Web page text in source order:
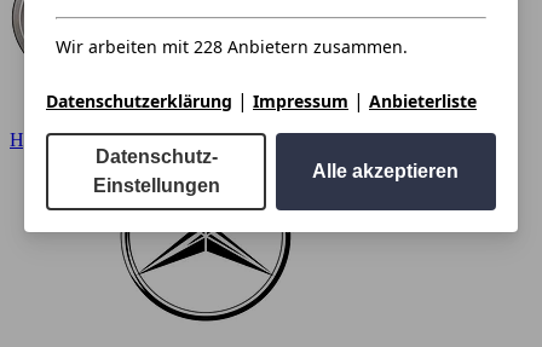
Wir arbeiten mit 228 Anbietern zusammen.
Datenschutzerklärung | Impressum | Anbieterliste
Datenschutz-
Einstellungen
Alle akzeptieren
Hyundai